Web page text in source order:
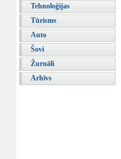
Tehnoloģijas
Tūrisms
Auto
Šovi
Žurnāli
Arhīvs